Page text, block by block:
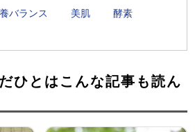
バランス 美肌
酵素
ひとはこんな記事も読ん